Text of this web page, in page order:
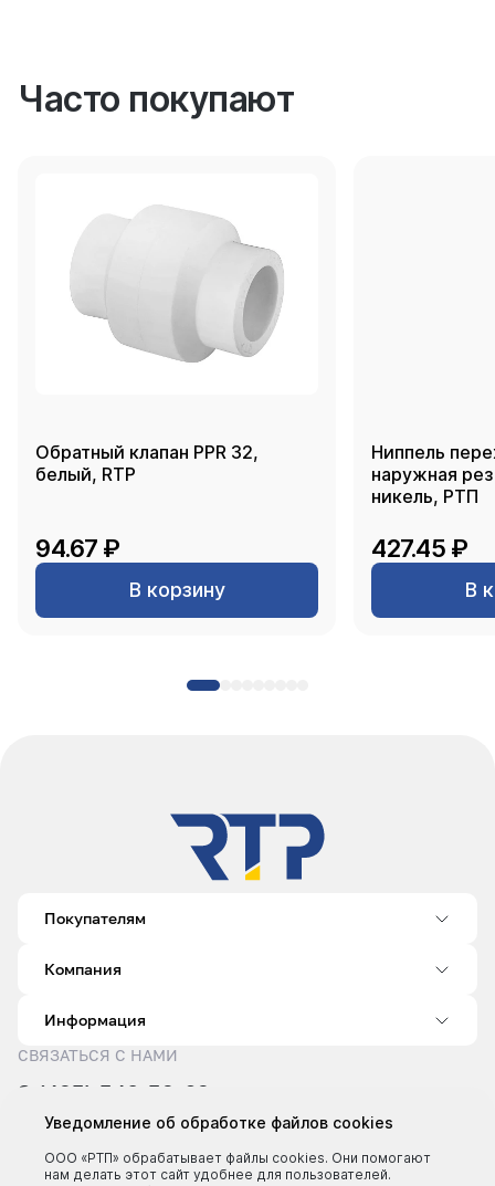
Часто покупают
Обратный клапан PPR 32,
белый, RTP
94.67 ₽
В корзину
Ниппель
наружная
никель, РТП
427.45 ₽
В
Покупателям
Компания
Информация
СВЯЗАТЬСЯ С НАМИ
8 (495) 540-52-62
sale@rtp.ru
Пн–Пт: 9:00–18:00
Уведомление об обработке файлов cookies
ООО «РТП» обрабатывает файлы cookies. Они помогают
нам делать этот сайт удобнее для пользователей.